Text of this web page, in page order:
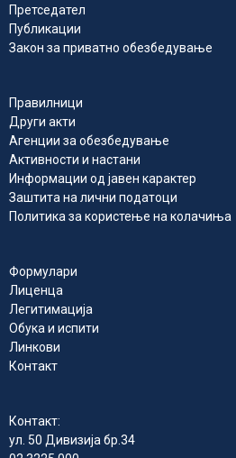
Претседател
Публикации
Закон за приватно обезбедување
Правилници
Други акти
Агенции за обезбедување
Активности и настани
Информации од јавен карактер
Заштита на лични податоци
Политика за користење на колачиња
Формулари
Лиценца
Легитимација
Обука и испити
Линкови
Контакт
Контакт:
ул. 50 Дивизија бр.34